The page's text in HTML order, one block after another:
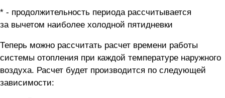
* - продолжительность периода рассчитывается
за вычетом наиболее холодной пятидневки
Теперь можно рассчитать расчет времени работы
системы отопления при каждой температуре наружного
воздуха. Расчет будет производится по следующей
зависимости: